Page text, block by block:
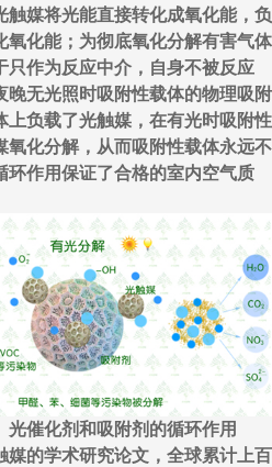
媒将光能直接转化成氧化能，负
氧化能；为彻底氧化分解有害气体
只作为反应中介，自身不被反应
晚无光照时吸附性载体的物理吸附
上负载了光触媒，在有光时吸附性
氧化分解，从而吸附性载体永远不
环作用保证了合格的室内空气质
催化剂和吸附剂的循环作用
媒的学术研究论文，全球累计上百